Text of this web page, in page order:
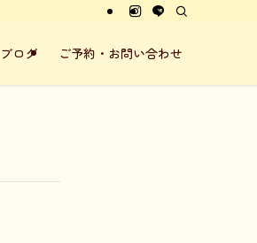
ブログ ご予約・お問い合わせ